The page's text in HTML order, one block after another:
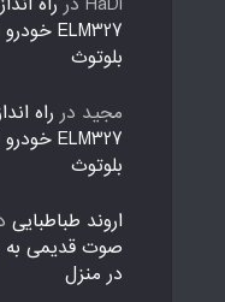
بلوتوث
مجید در راه
بلوتوث
اروند طباطبایی
در منزل